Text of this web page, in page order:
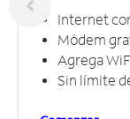
Internet
Módem
Agrega
Sin límite